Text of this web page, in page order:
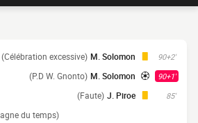
90+2'
M. Solomon
(Célébration excessive)
90+1'
M. Solomon
(P.D W. Gnonto)
85'
J. Piroe
(Faute)
du temps)